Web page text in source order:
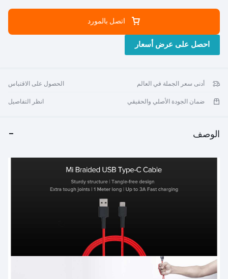
اتصل بالمورد
احصل على عرض أسعار
أدنى سعر الجملة في العالم الحصول على الاقتباس
ضمان الجودة الأصلي والحقيقي انظر التفاصيل
الوصف